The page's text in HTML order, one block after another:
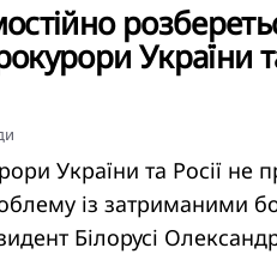
України
України та Росії не
із затриманими
Білорусі